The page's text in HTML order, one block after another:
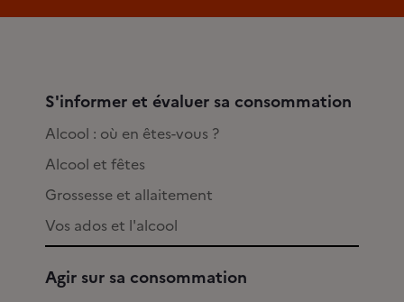
S'informer et évaluer sa consommation
Alcool : où en êtes-vous ?
Alcool et fêtes
Grossesse et allaitement
Vos ados et l'alcool
Agir sur sa consommation